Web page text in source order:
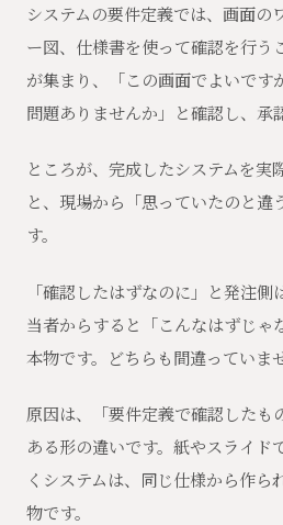
システムの要件定義では、画面の
ー図、仕様書を使って確認を行う
が集まり、「この画面でよいです
問題ありませんか」と確認し、承
ところが、完成したシステムを実
と、現場から「思っていたのと違
す。
「確認したはずなのに」と発注
当者からすると「こんなはずじゃ
本物です。どちらも間違っていま
原因は、「要件定義で確認したも
ある形の違いです。紙やスライド
くシステムは、同じ仕様から作ら
物です。